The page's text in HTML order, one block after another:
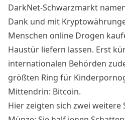
DarkNet-Schwarzmarkt
Dank und mit
Menschen online Drogen
Haustür liefern lassen. Erst
internationalen Behörden
größten Ring für
Mittendrin: Bitcoin.
Hier zeigten sich zwei weitere